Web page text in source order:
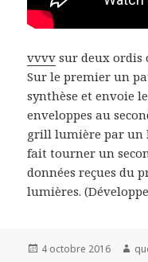
vvvv sur deux ordis
Sur le premier un
synthèse et envoie
enveloppes au
grill lumière par un
fait tourner un
données reçues du
lumières.
Publié
4 octobre 2016